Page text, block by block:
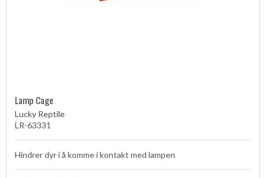
Lamp Cage
Lucky Reptile
LR-63331
Hindrer dyr i å komme i kontakt med lampen